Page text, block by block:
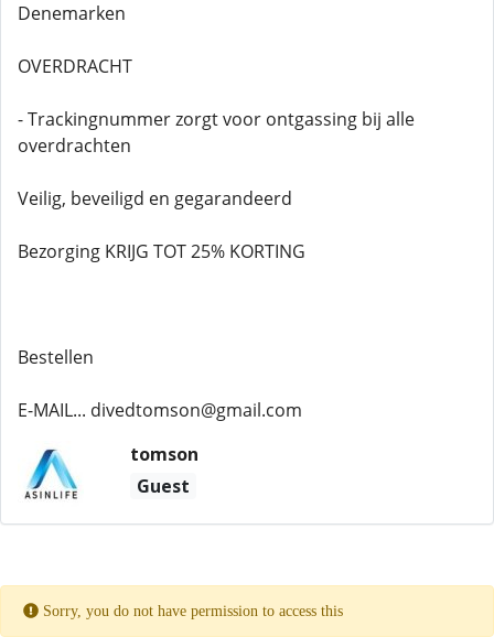
Denemarken
OVERDRACHT
- Trackingnummer zorgt voor ontgassing bij alle
overdrachten
Veilig, beveiligd en gegarandeerd
Bezorging KRIJG TOT 25% KORTING
Bestellen
E-MAIL... divedtomson@gmail.com
tomson
Guest
Sorry, you do not have permission to access this